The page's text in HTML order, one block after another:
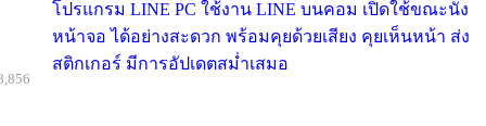
โปรแกรม LINE PC ใช้งาน LINE บนคอม เปิดใช้ขณะนั่ง
หน้าจอ ได้อย่างสะดวก พร้อมคุยด้วยเสียง คุยเห็นหน้า ส่ง
สติกเกอร์ มีการอัปเดตสม่ำเสมอ